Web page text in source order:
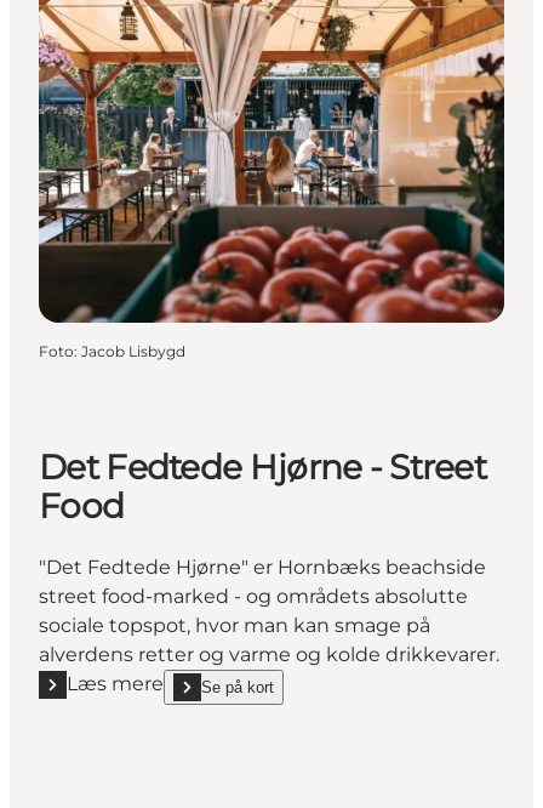
Foto: Jacob Lisbygd
Det Fedtede Hjørne - Street
Food
"Det Fedtede Hjørne" er Hornbæks beachside
street food-marked - og områdets absolutte
sociale topspot, hvor man kan smage på
alverdens retter og varme og kolde drikkevarer.
Læs mere
Læs mere "Det Fedtede Hjørne - Street Food"
Se på kort
show Det Fedtede Hjørne - Street Food on_map